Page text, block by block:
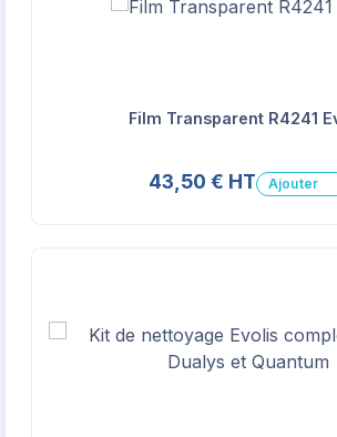
Film Transparent R4241
43,50 € HT Ajouter